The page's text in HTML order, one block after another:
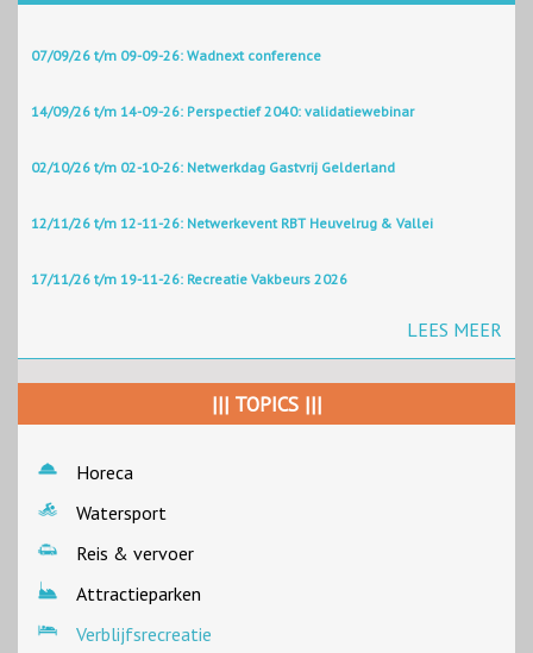
07/09/26 t/m 09-09-26: Wadnext conference
14/09/26 t/m 14-09-26: Perspectief 2040: validatiewebinar
02/10/26 t/m 02-10-26: Netwerkdag Gastvrij Gelderland
12/11/26 t/m 12-11-26: Netwerkevent RBT Heuvelrug & Vallei
17/11/26 t/m 19-11-26: Recreatie Vakbeurs 2026
LEES MEER
||| TOPICS |||
Horeca
Watersport
Reis & vervoer
Attractieparken
Verblijfsrecreatie